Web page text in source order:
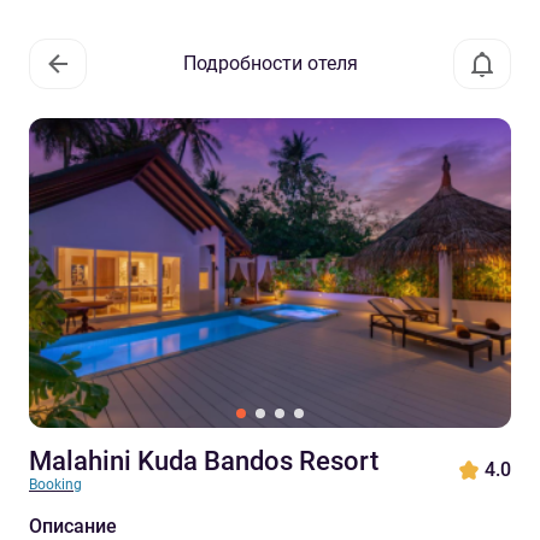
Подробности отеля
Malahini Kuda Bandos Resort
Booking
4.0
Описание